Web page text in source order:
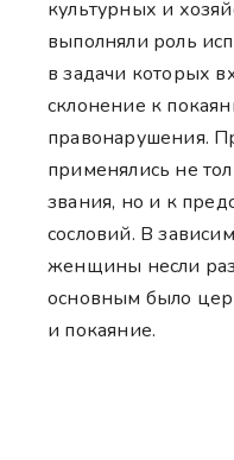
культурных и
выполняли роль
в задачи которых
склонение к
правонарушения.
применялись не
звания, но и к
сословий. В
женщины несли
основным было
и покаяние.